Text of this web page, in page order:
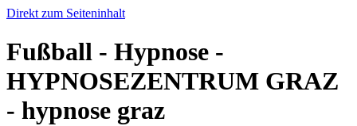
Direkt zum Seiteninhalt
Fußball - Hypnose -
HYPNOSEZENTRUM GRAZ
- hypnose graz